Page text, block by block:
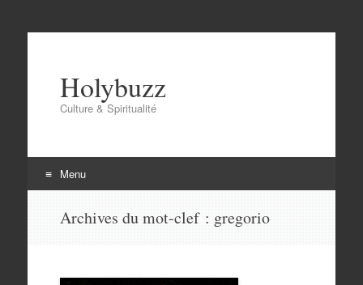
Holybuzz
Culture & Spiritualité
Menu
Archives du mot-clef : gregorio